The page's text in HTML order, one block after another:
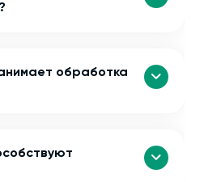
обработка